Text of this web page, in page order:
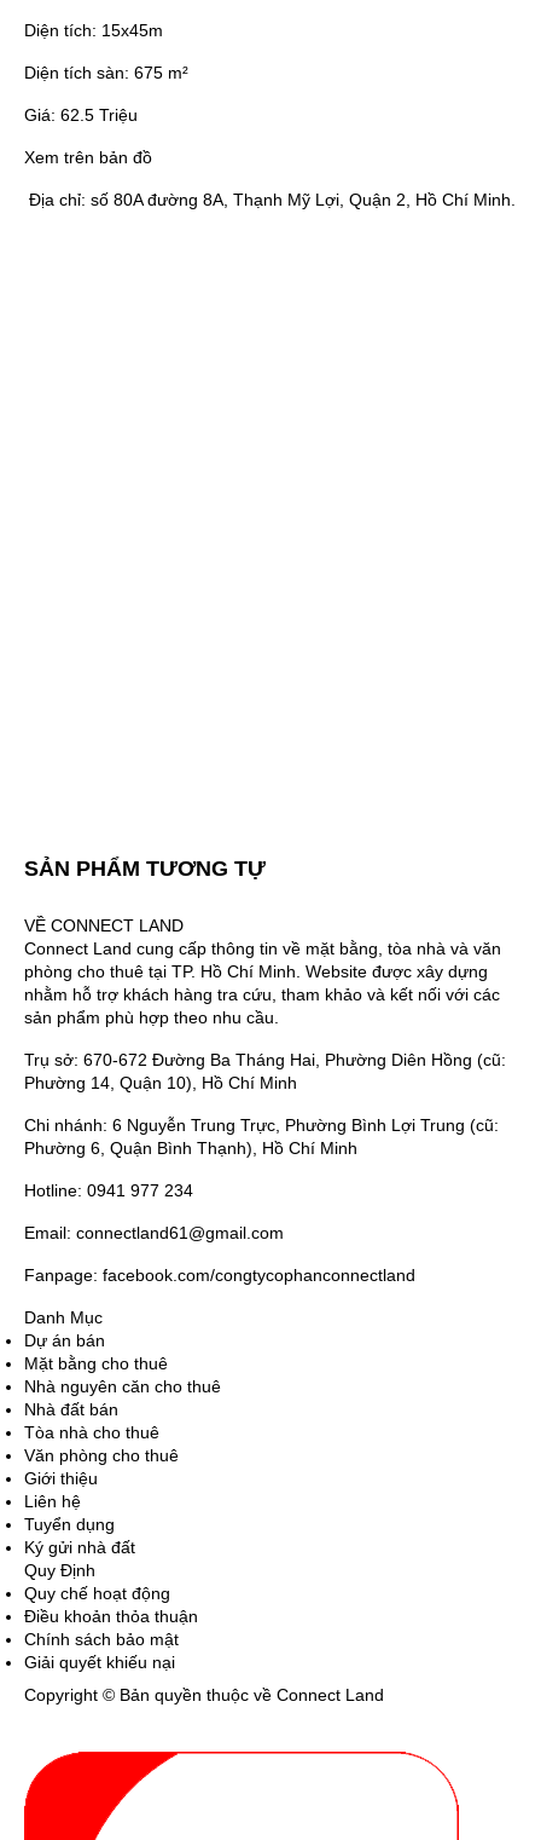
Diện tích: 15x45m
Diện tích sàn: 675 m²
Giá: 62.5 Triệu
Xem trên bản đồ
Địa chỉ: số 80A đường 8A, Thạnh Mỹ Lợi, Quận 2, Hồ Chí Minh.
SẢN PHẨM TƯƠNG TỰ
VỀ CONNECT LAND
Connect Land cung cấp thông tin về mặt bằng, tòa nhà và văn
phòng cho thuê tại TP. Hồ Chí Minh. Website được xây dựng
nhằm hỗ trợ khách hàng tra cứu, tham khảo và kết nối với các
sản phẩm phù hợp theo nhu cầu.
Trụ sở: 670-672 Đường Ba Tháng Hai, Phường Diên Hồng (cũ:
Phường 14, Quận 10), Hồ Chí Minh
Chi nhánh: 6 Nguyễn Trung Trực, Phường Bình Lợi Trung (cũ:
Phường 6, Quận Bình Thạnh), Hồ Chí Minh
Hotline: 0941 977 234
Email: connectland61@gmail.com
Fanpage: facebook.com/congtycophanconnectland
Danh Mục
Dự án bán
Mặt bằng cho thuê
Nhà nguyên căn cho thuê
Nhà đất bán
Tòa nhà cho thuê
Văn phòng cho thuê
Giới thiệu
Liên hệ
Tuyển dụng
Ký gửi nhà đất
Quy Định
Quy chế hoạt động
Điều khoản thỏa thuận
Chính sách bảo mật
Giải quyết khiếu nại
Copyright © Bản quyền thuộc về Connect Land